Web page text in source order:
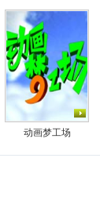
动画梦工场